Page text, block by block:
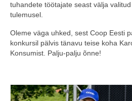
KAUBAMAJA
KAMPAANIAD
COOP KLIENDIKAART
PAKUME TÖÖD
tuhandete töötajate seast välja
tulemusel.
Oleme väga uhked, sest Coop Eesti
konkursil pälvis tänavu teise koha
Konsumist. Palju-palju õnne!